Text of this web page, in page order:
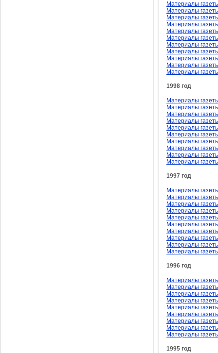
Материалы
Материалы
Материалы
Материалы
Материалы
Материалы
Материалы
Материалы
Материалы
Материалы
Материалы
1998 год
Материалы
Материалы
Материалы
Материалы
Материалы
Материалы
Материалы
Материалы
Материалы
Материалы
1997 год
Материалы
Материалы
Материалы
Материалы
Материалы
Материалы
Материалы
Материалы
Материалы
Материалы
1996 год
Материалы
Материалы
Материалы
Материалы
Материалы
Материалы
Материалы
Материалы
Материалы
1995 год